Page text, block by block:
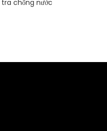
tra chống nước